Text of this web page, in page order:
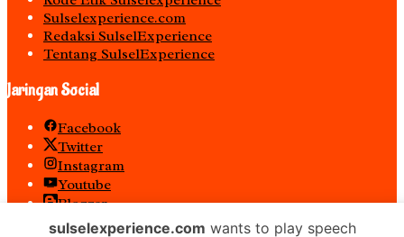
Sulselexperience.com
Redaksi SulselExperience
Tentang SulselExperience
Jaringan Social
Facebook
Twitter
Instagram
Youtube
Blogger
Spotify
sulselexperience.com wants to play speech